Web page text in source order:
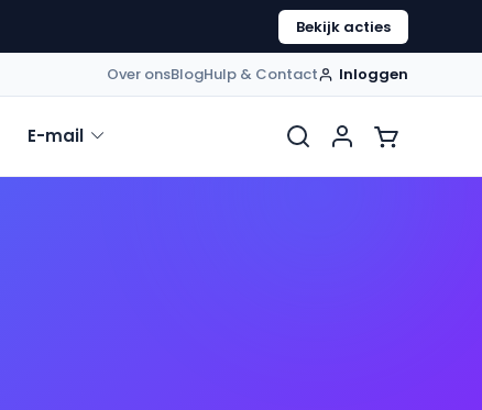
Bekijk acties
Over onsBlogHulp & Contact Inloggen
E-mail